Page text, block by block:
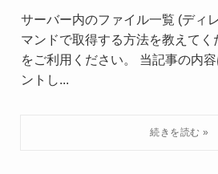
サーバー内のファイル一覧 (ディ
マンドで取得する方法を教えてく
をご利用ください。 当記事の内
ントし...